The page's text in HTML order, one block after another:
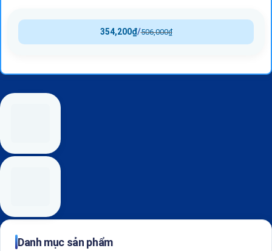
506,000₫
/
354,200₫
Danh mục sản phẩm